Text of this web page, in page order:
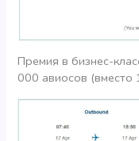
Премия в бизнес-
000 авиосов (вместо